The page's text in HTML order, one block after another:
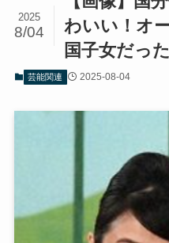
わいい！オ
国子女だった
2025
8/04
芸能関連 2025-08-04